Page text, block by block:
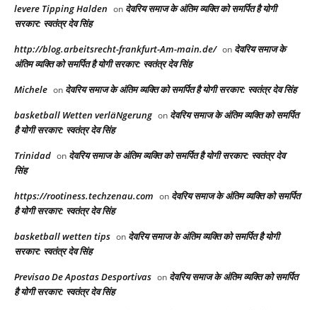
levere Tipping Halden on देवरिय समाज के अंतिम व्यक्ति को समर्पित है योगी
सरकार: स्वतंत्र देव सिंह
http://blog.arbeitsrecht-frankfurt-Am-main.de/ on देवरिय समाज के
अंतिम व्यक्ति को समर्पित है योगी सरकार: स्वतंत्र देव सिंह
Michele on देवरिय समाज के अंतिम व्यक्ति को समर्पित है योगी सरकार: स्वतंत्र देव सिंह
basketball Wetten verläNgerung on देवरिय समाज के अंतिम व्यक्ति को समर्पित
है योगी सरकार: स्वतंत्र देव सिंह
Trinidad on देवरिय समाज के अंतिम व्यक्ति को समर्पित है योगी सरकार: स्वतंत्र देव
सिंह
https://rootiness.techzenau.com on देवरिय समाज के अंतिम व्यक्ति को समर्पित
है योगी सरकार: स्वतंत्र देव सिंह
basketball wetten tips on देवरिय समाज के अंतिम व्यक्ति को समर्पित है योगी
सरकार: स्वतंत्र देव सिंह
Previsao De Apostas Desportivas on देवरिय समाज के अंतिम व्यक्ति को समर्पित
है योगी सरकार: स्वतंत्र देव सिंह